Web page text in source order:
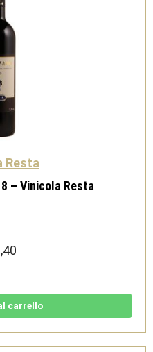
Resta
– Vinicola Resta
carrello